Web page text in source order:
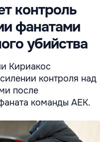
контроль
фанатами
убийства
Кириакос
контроля над
после
команды АЕК.